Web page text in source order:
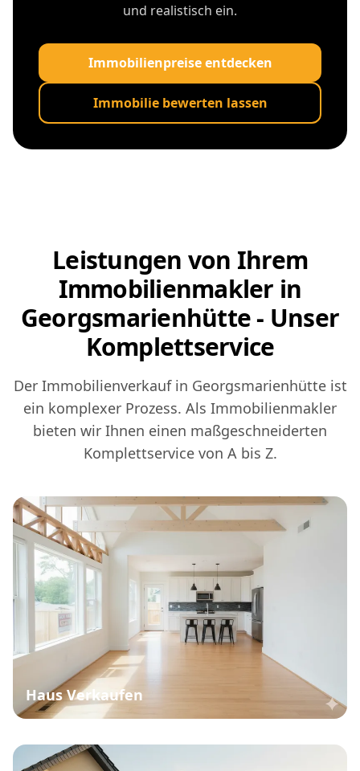
und realistisch ein.
Immobilienpreise entdecken
Immobilie bewerten lassen
Leistungen von Ihrem
Immobilienmakler in
Georgsmarienhütte - Unser
Komplettservice
Der Immobilienverkauf in Georgsmarienhütte ist
ein komplexer Prozess. Als Immobilienmakler
bieten wir Ihnen einen maßgeschneiderten
Komplettservice von A bis Z.
Haus Verkaufen